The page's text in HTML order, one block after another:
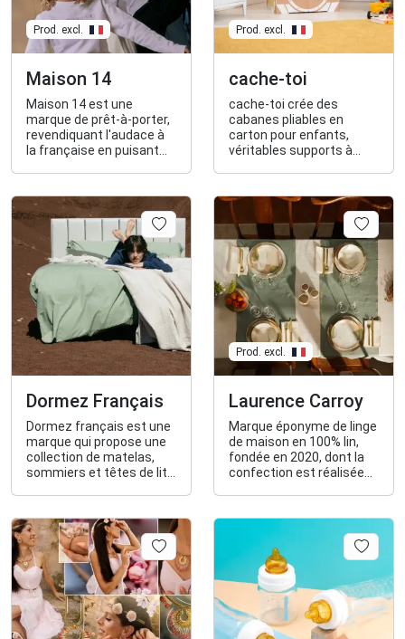
Prod. excl.
Maison 14
Maison 14 est une
marque de prêt-à-porter,
revendiquant l'audace à
la française en puisant
caractère.
Prod. excl.
cache-toi
cache-toi crée des
cabanes pliables en
carton pour enfants,
véritables supports à
Dormez Français
Dormez français est une
marque qui propose une
collection de matelas,
sommiers et têtes de lit
EXCLUSIVEMENT EN
FRANCE
Prod. excl.
Laurence Carroy
Marque éponyme de linge
de maison en 100% lin,
fondée en 2020, dont la
confection est réalisée
vêtements en lin est
venue enrichir la marque
l'été 2024, celle-ci est
fabriquée dans les Alpes
Maritimes et dans le
Vaucluse.